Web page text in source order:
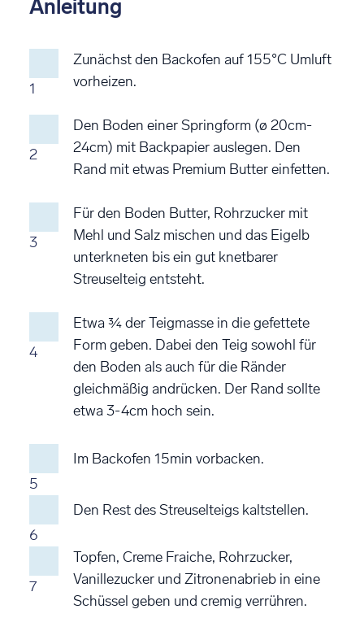
Anleitung
1
Zunächst den Backofen auf 155°C Umluft
vorheizen.
2
Den Boden einer Springform (ø 20cm-
24cm) mit Backpapier auslegen. Den
Rand mit etwas Premium Butter einfetten.
3
Für den Boden Butter, Rohrzucker mit
Mehl und Salz mischen und das Eigelb
unterkneten bis ein gut knetbarer
Streuselteig entsteht.
4
Etwa ¾ der Teigmasse in die gefettete
Form geben. Dabei den Teig sowohl für
den Boden als auch für die Ränder
gleichmäßig andrücken. Der Rand sollte
etwa 3-4cm hoch sein.
5
Im Backofen 15min vorbacken.
6
Den Rest des Streuselteigs kaltstellen.
7
Topfen, Creme Fraiche, Rohrzucker,
Vanillezucker und Zitronenabrieb in eine
Schüssel geben und cremig verrühren.